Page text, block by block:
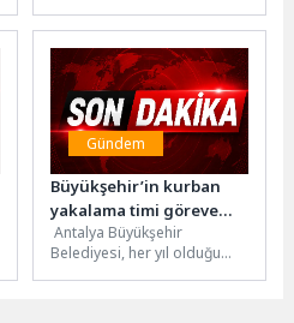
vücut kütle indeksi
incelendiğinde; 15...
Gündem
Büyükşehir’in kurban
yakalama timi göreve
hazır
Antalya Büyükşehir
Belediyesi, her yıl olduğu